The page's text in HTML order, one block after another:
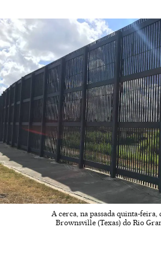
A cerca, na passada quinta-feira,
Brownsville (Texas) do Rio